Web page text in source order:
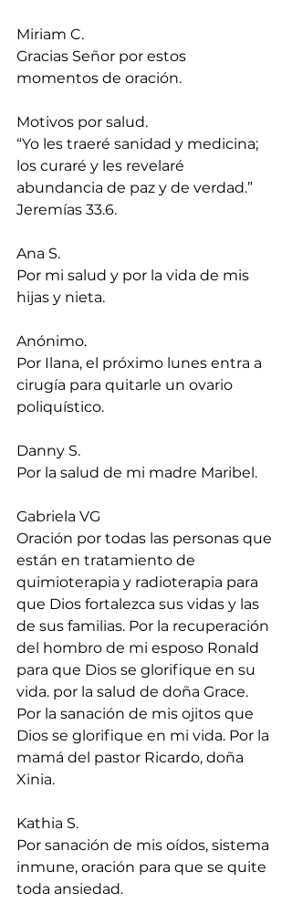
Miriam C.
Gracias Señor por estos
momentos de oración.
Motivos por salud.
“Yo les traeré sanidad y medicina;
los curaré y les revelaré
abundancia de paz y de verdad.”
Jeremías 33.6.
Ana S.
Por mi salud y por la vida de mis
hijas y nieta.
Anónimo.
Por Ilana, el próximo lunes entra a
cirugía para quitarle un ovario
poliquístico.
Danny S.
Por la salud de mi madre Maribel.
Gabriela VG
Oración por todas las personas que
están en tratamiento de
quimioterapia y radioterapia para
que Dios fortalezca sus vidas y las
de sus familias. Por la recuperación
del hombro de mi esposo Ronald
para que Dios se glorifique en su
vida. por la salud de doña Grace.
Por la sanación de mis ojitos que
Dios se glorifique en mi vida. Por la
mamá del pastor Ricardo, doña
Xinia.
Kathia S.
Por sanación de mis oídos, sistema
inmune, oración para que se quite
toda ansiedad.